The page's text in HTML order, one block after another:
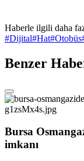
Haberle ilgili daha
#Dijital#Hat#Otobüs
Benzer
Bursa
imkanı